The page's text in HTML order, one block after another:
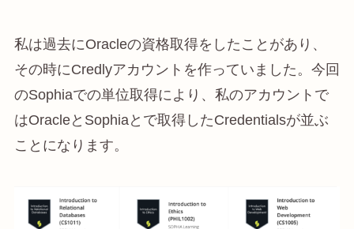
私は過去にOracleの資格取得をしたことがあり、
その時にCredlyアカウントを作っていました。今回
のSophiaでの単位取得により、私のアカウントで
はOracleとSophiaとで取得したCredentialsが並ぶ
ことになります。